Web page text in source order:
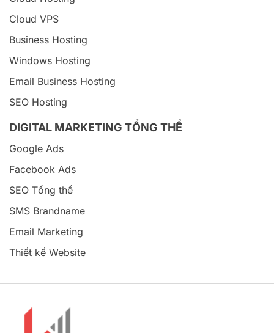
Cloud VPS
Business Hosting
Windows Hosting
Email Business Hosting
SEO Hosting
DIGITAL MARKETING TỔNG THỂ
Google Ads
Facebook Ads
SEO Tổng thể
SMS Brandname
Email Marketing
Thiết kế Website